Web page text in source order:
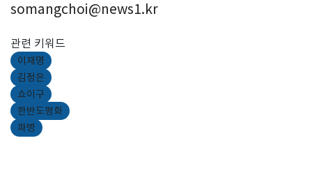
somangchoi@news1.kr
관련 키워드
이재명
김정은
쇼이구
한반도평화
파병